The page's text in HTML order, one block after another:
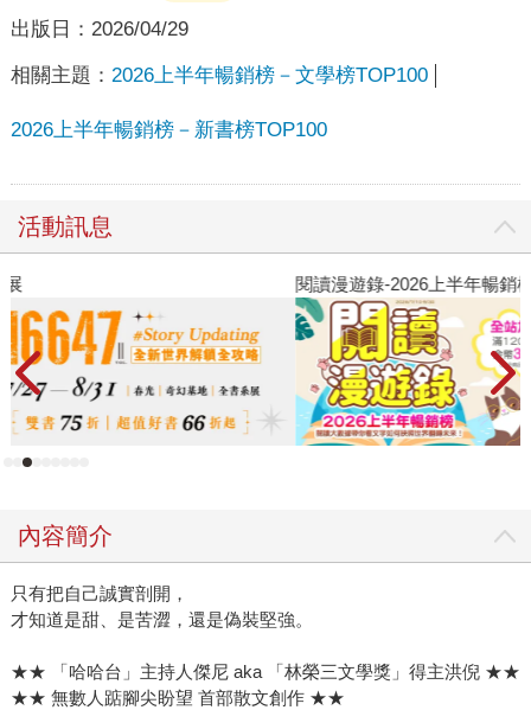
出版日： 2026/04/29
相關主題： 2026上半年暢銷榜－文學榜TOP100
2026上半年暢銷榜－新書榜TOP100
活動訊息
飢
內容簡介
只有把自己誠實剖開，
才知道是甜、是苦澀，還是偽裝堅強。
★★ 「哈哈台」主持人傑尼 aka 「林榮三文學獎」得主洪倪 ★★
★★ 無數人踮腳尖盼望 首部散文創作 ★★